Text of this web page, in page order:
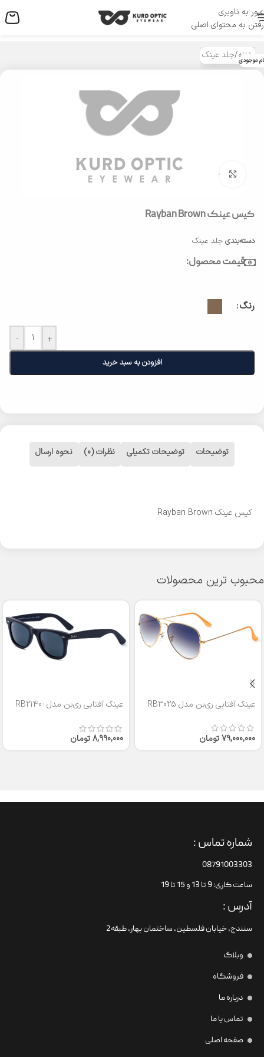
عبور به ناوبری
رفتن به محتوای اصلی
منو
خانه/جلد عینک موجودی
بزرگنمایی تصویر
کیس عینک Rayban Brown
دسته‌بندی جلد عینک
قیمت محصول:
رنگ
- +
افزودن به سبد خرید
توضیحات توضیحات تکمیلی نظرات (0) نحوه ارسال
کیس عینک Rayban Brown
محبوب ترین محصولات
عینک آفتابی ری‌بن مدل RB3025
79,000,000تومان
عینک آفتابی ری‌بن مدل RB2140-
8,990,000تومان
شماره تماس :
08791003303
ساعت کاری: 9 تا 13 و 15 تا 19
آدرس :
سنندج، خیابان فلسطین،‌ ساختمان بهار، طبقه2
وبلاگ
فروشگاه
درباره ما
تماس با ما
صفحه اصلی